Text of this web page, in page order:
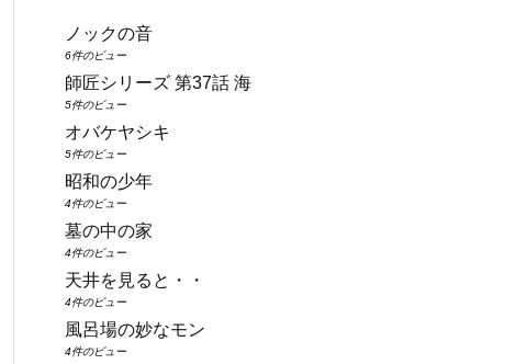
ノックの音
6件のビュー
師匠シリーズ 第37話 海
5件のビュー
オバケヤシキ
5件のビュー
昭和の少年
4件のビュー
墓の中の家
4件のビュー
天井を見ると・・
4件のビュー
風呂場の妙なモン
4件のビュー